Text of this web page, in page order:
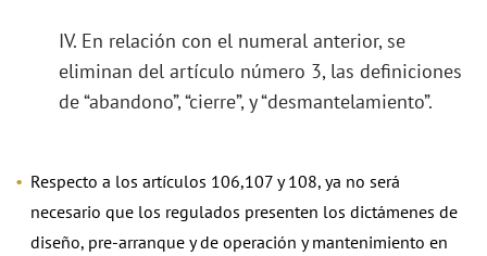
IV. En relación con el numeral anterior, se
eliminan del artículo número 3, las definiciones
de “abandono”, “cierre”, y “desmantelamiento”.
Respecto a los artículos 106,107 y 108, ya no será
necesario que los regulados presenten los dictámenes de
diseño, pre-arranque y de operación y mantenimiento en